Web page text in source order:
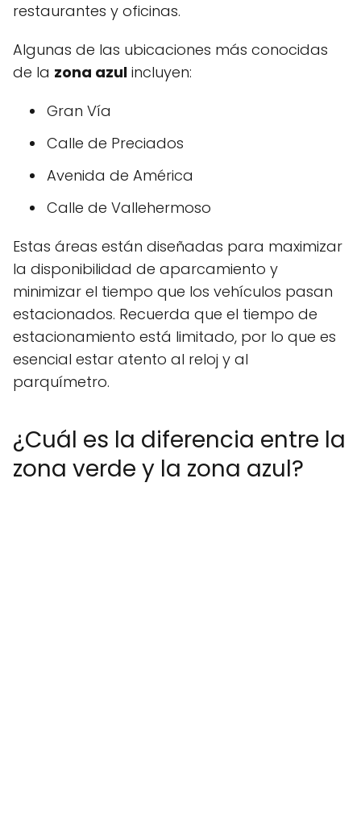
restaurantes y oficinas.
Algunas de las ubicaciones más conocidas
de la zona azul incluyen:
Gran Vía
Calle de Preciados
Avenida de América
Calle de Vallehermoso
Estas áreas están diseñadas para maximizar
la disponibilidad de aparcamiento y
minimizar el tiempo que los vehículos pasan
estacionados. Recuerda que el tiempo de
estacionamiento está limitado, por lo que es
esencial estar atento al reloj y al
parquímetro.
¿Cuál es la diferencia entre la
zona verde y la zona azul?